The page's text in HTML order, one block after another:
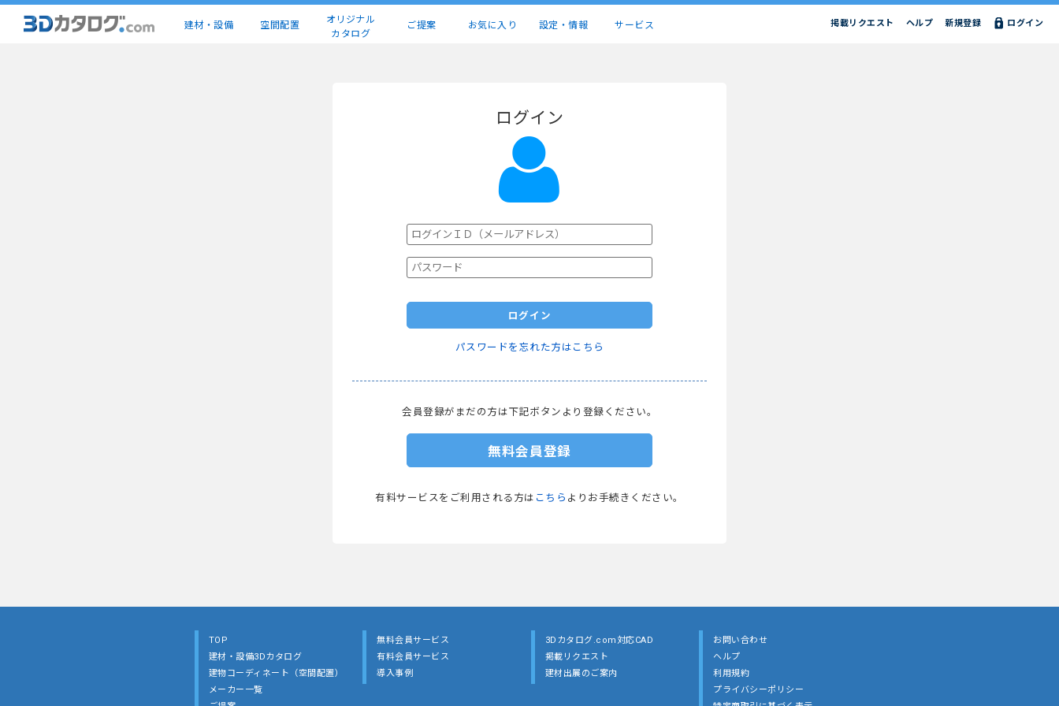
建材・設備 空間配置
オリジナル
カタログ
ご提案 お気に入り 設定・情報 サービス ログイン
新規登録
ヘルプ
掲載リクエスト
ログイン
ログイン
パスワードを忘れた方はこちら
会員登録がまだの方は下記ボタンより登録ください。
無料会員登録
有料サービスをご利用される方は こちら よりお手続きください。
TOP
建材・設備3Dカタログ
建物コーディネート（空間配置）
メーカー一覧
無料会員サービス
有料会員サービス
導入事例
3Dカタログ.com対応CAD
掲載リクエスト
建材出展のご案内
お問い合わせ
ヘルプ
利用規約
プライバシーポリシー